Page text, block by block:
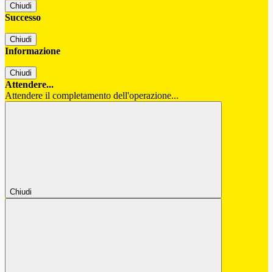
Chiudi
Successo
Chiudi
Informazione
Chiudi
Attendere...
Attendere il completamento dell'operazione...
Chiudi